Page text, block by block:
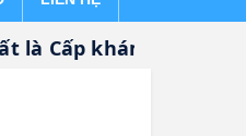
Cấp khám bệnh,